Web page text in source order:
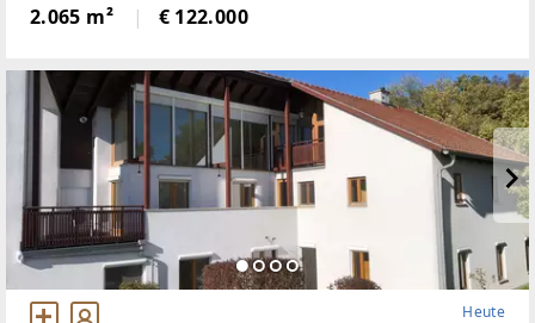
angeboten! Die beiden Grundstücke haben
inSumme 2.065m² (€59/ m²), sind süd-westlich
1100
2.065 m² € 122.000
Heute